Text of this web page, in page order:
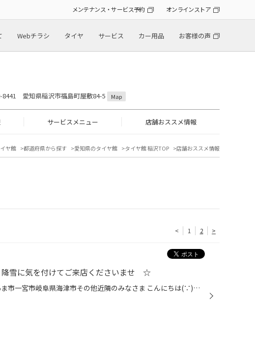
メンテナンス・サービス予約 オンラインストア
Webチラシ タイヤ サービス カー用品 お客様の声
8441 愛知県稲沢市福島町屋敷84-5 Map
サービスメニュー 店舗おススメ情報
ヤ館 都道府県から探す 愛知県のタイヤ館 タイヤ館 稲沢TOP 店舗おススメ情報
< 1 2 >
に気を付けてご来店くださいませ ☆
愛知県 稲沢市津島市あま市一宮市岐阜県海津市その他近隣のみなさま こんにちは(∵)愛知県稲沢市福島町西尾張中央道沿いエンジン オイル交換 も出来る お店【タイヤ館 稲沢】です。パンク 補償 サービス も始まりました。【祝】スマホ決済が導入！d払い、ペイペイ、Rペイがご利用いただけます。新型...